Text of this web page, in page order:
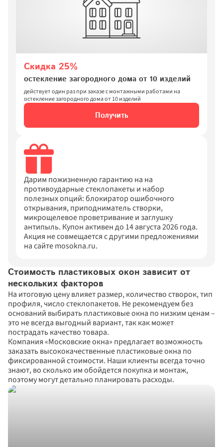
Скидка 25%
остекление загородного дома от 10 изделий
действует один раз при заказе с монтажными работами на
остекление загородного дома от 10 изделий
Получить
Дарим пожизненную гарантию на на
противоударные стеклопакеты и набор
полезных опций: блокиратор ошибочного
открывания, приподниматель створки,
микрощелевое проветривание и заглушку
антипыль. Купон активен до 14 августа 2026 года.
Акция не совмещается с другими предложениями
на сайте mosokna.ru.
Стоимость пластиковых окон зависит от
нескольких факторов
На итоговую цену влияет размер, количество створок, тип
профиля, число стеклопакетов. Не рекомендуем без
оснований выбирать пластиковые окна по низким ценам –
это не всегда выгодный вариант, так как может
пострадать качество товара.
Компания «Московские окна» предлагает возможность
заказать высококачественные пластиковые окна по
фиксированной стоимости. Наши клиенты всегда точно
знают, во сколько им обойдется покупка и монтаж,
поэтому могут детально планировать расходы.